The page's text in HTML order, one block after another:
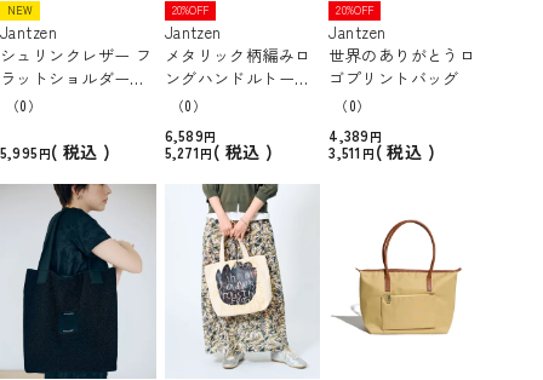
NEW
Jantzen
シュリンクレザー フ
ラットショルダーバ
ッグ
（0）
5,995 税込
20%OFF
Jantzen
メタリック柄編みロ
ングハンドルトート
バッグ
（0）
6,589
5,271
税込
20%OFF
Jantzen
世界のありがとうロ
ゴプリントバッグ
（0）
4,389
3,511
税込